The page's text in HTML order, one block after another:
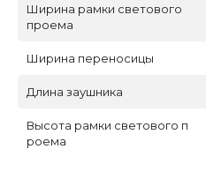
Ширина рамки светового
проема
Ширина переносицы
Длина заушника
Высота рамки светового п
роема